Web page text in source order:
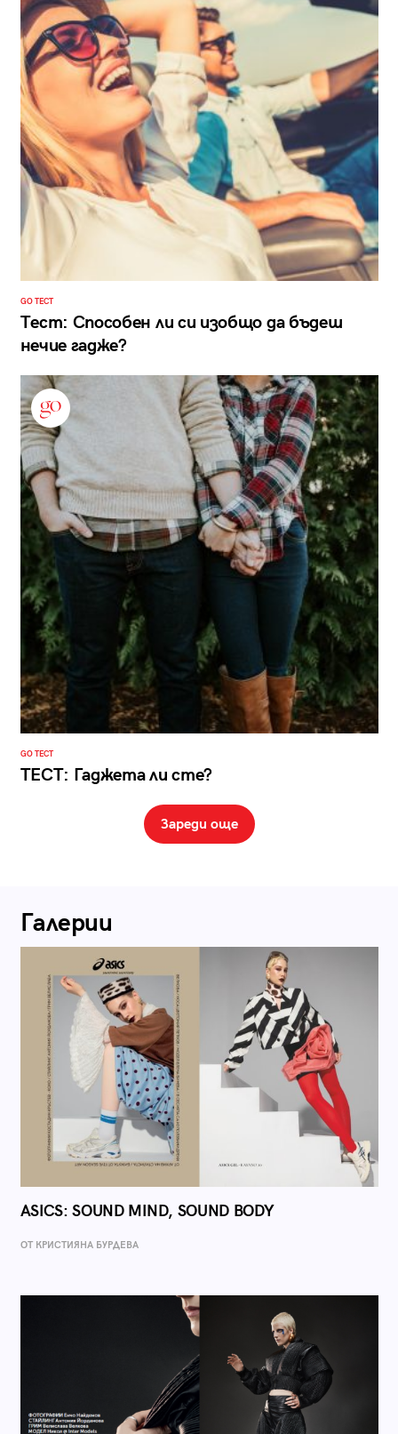
GO ТЕСТ
Тест: Способен ли си изобщо да бъдеш
нечие гадже?
GO ТЕСТ
ТЕСТ: Гаджета ли сте?
Зареди още
Галерии
ASICS: SOUND MIND, SOUND BODY
ОТ КРИСТИЯНА БУРДЕВА